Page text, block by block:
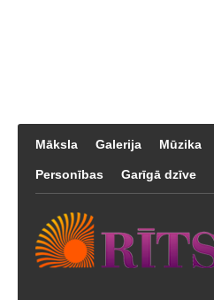
Māksla Galerija Mūzika
Personības Garīgā dzīve